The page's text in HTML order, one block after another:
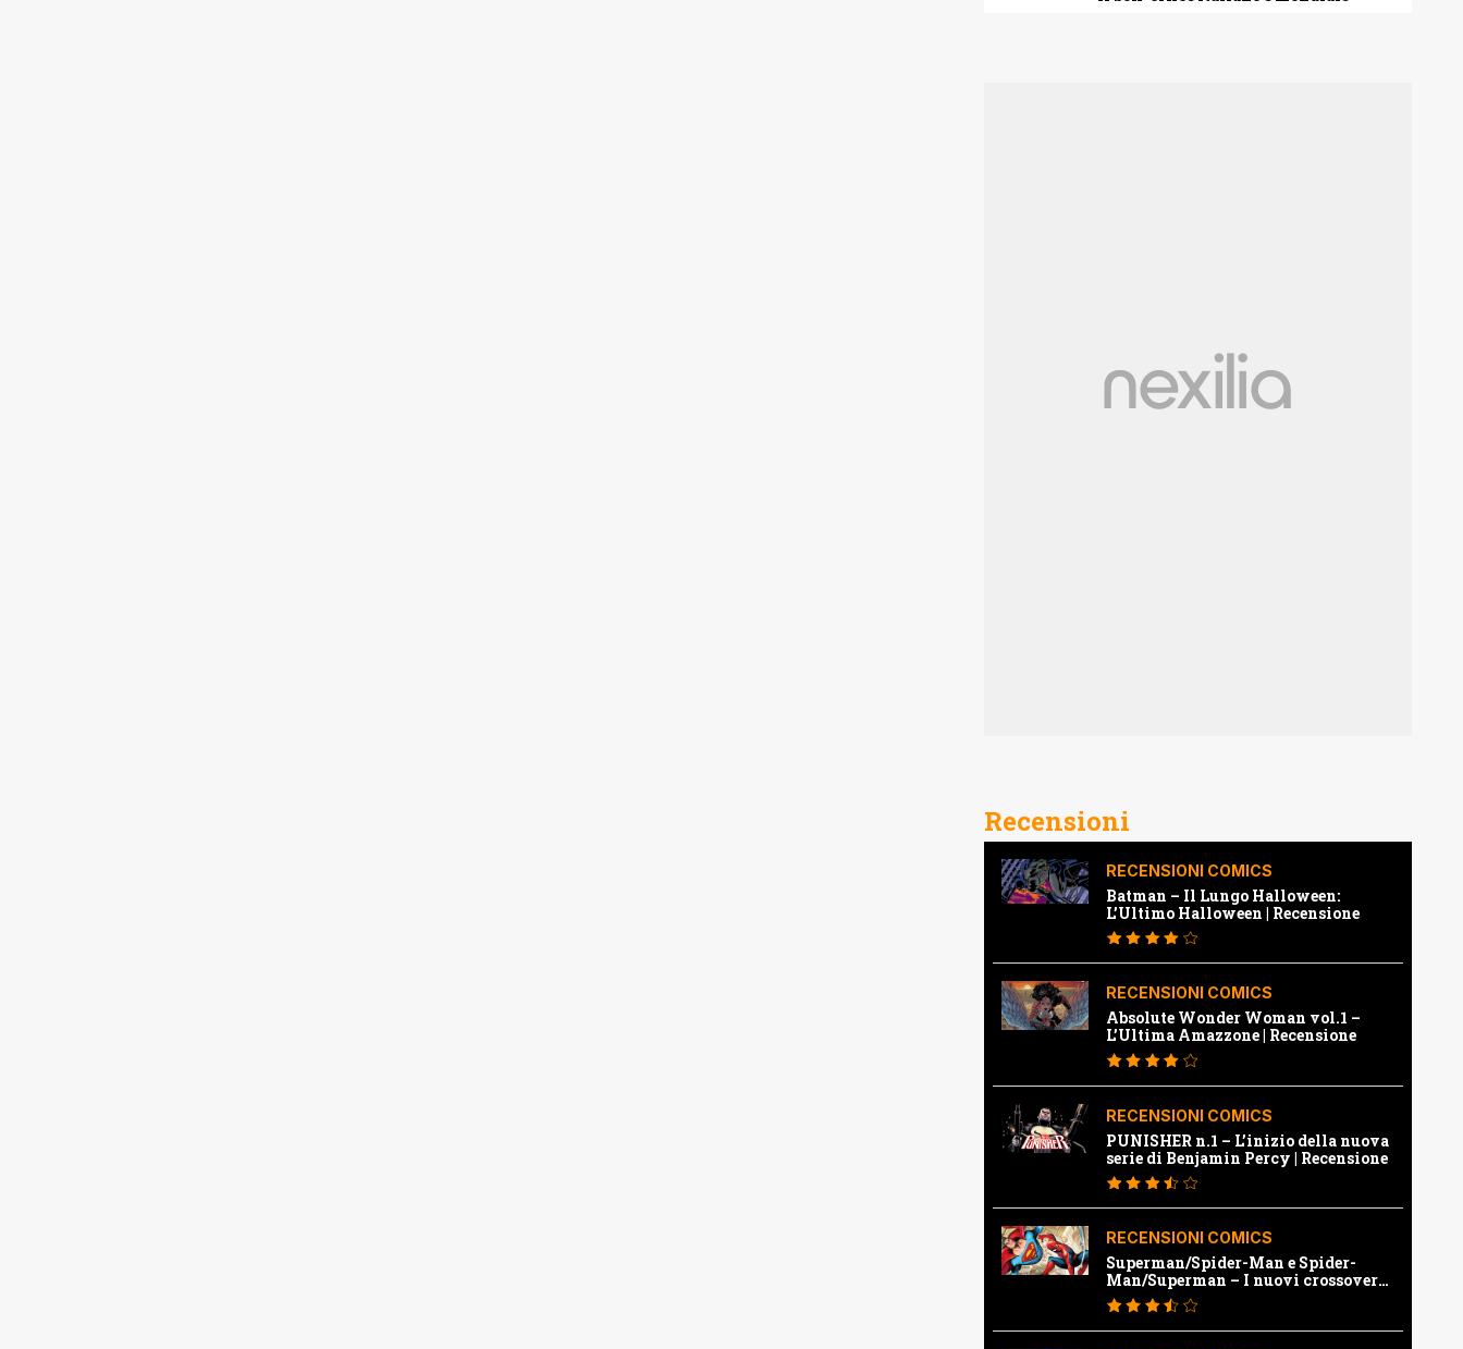
Recensioni
RECENSIONI COMICS
Batman – Il Lungo Halloween:
L’Ultimo Halloween | Recensione
RECENSIONI COMICS
Absolute Wonder Woman vol.1 –
L’Ultima Amazzone | Recensione
RECENSIONI COMICS
PUNISHER n.1 – L’inizio della nuova
serie di Benjamin Percy | Recensione
RECENSIONI COMICS
Superman/Spider-Man e Spider-
Man/Superman – I nuovi crossover
Marvel e Dc | Recensione